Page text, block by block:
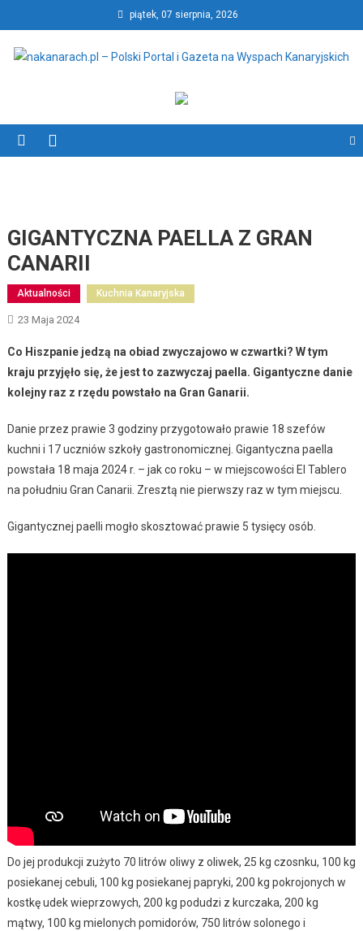
to
content
piątek, 07 sierpnia, 2026
nakanarach.pl – Polski Portal
i Gazeta na Wyspach
Kanaryjskich
GIGANTYCZNA PAELLA Z GRAN
CANARII
Aktualności Kuchnia Kanaryjska
23 Maja 2024
Co Hiszpanie jedzą na obiad zwyczajowo w czwartki? W tym
kraju przyjęło się, że jest to zazwyczaj paella. Gigantyczne danie
kolejny raz z rzędu powstało na Gran Ganarii.
Danie przez prawie 3 godziny przygotowało prawie 18 szefów
kuchni i 17 uczniów szkoły gastronomicznej. Gigantyczna paella
powstała 18 maja 2024 r. – jak co roku – w miejscowości El Tablero
na południu Gran Canarii. Zresztą nie pierwszy raz w tym miejscu.
Gigantycznej paelli mogło skosztować prawie 5 tysięcy osób.
Do jej produkcji zużyto 70 litrów oliwy z oliwek, 25 kg czosnku, 100 kg
posiekanej cebuli, 100 kg posiekanej papryki, 200 kg pokrojonych w
kostkę udek wieprzowych, 200 kg podudzi z kurczaka, 200 kg
mątwy, 100 kg mielonych pomidorów, 750 litrów solonego i